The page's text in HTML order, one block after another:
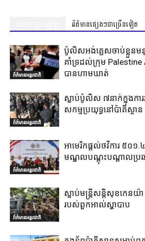
ព័ត៌មានផ្សេងៗជាច្រើនទៀត
ព័ត៌មានអន្តរជាតិ
ប៉ូលិសអង់គ្លេសចាប់ខ្លួនម
គាំទ្រដល់ក្រុម Palestine
បានហាមឃាត់
ព័ត៌មានអន្តរជាតិ
ស្លាប់ប៉ូលិស ៧នាក់ក្នុងកា
សកម្មប្រយុទ្ធនៅប៉ាគីស្ថាន
ព័ត៌មានអន្តរជាតិ
អាមេរិកផ្តល់ថវិការ ៥០១
មណ្ឌលបណ្តុះបណ្តាលប្រឆាំ
ព័ត៌មានអន្តរជាតិ
ស្លាប់មន្ត្រីសន្តិសុខកេនយ៉ា
របស់ពួកអាល់ស្ហាបាប